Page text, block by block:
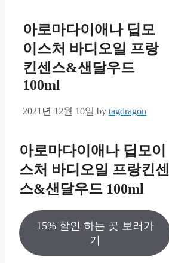
아로마다이애나 딥모
이스처 바디오일 프랑
킨센스&샌달우드
100ml
2021년 12월 10일 by tagdragon
아로마다이애나 딥모이
스처 바디오일 프랑킨센
스&샌달우드 100ml
15% 할인 하는 곳 보러가
기